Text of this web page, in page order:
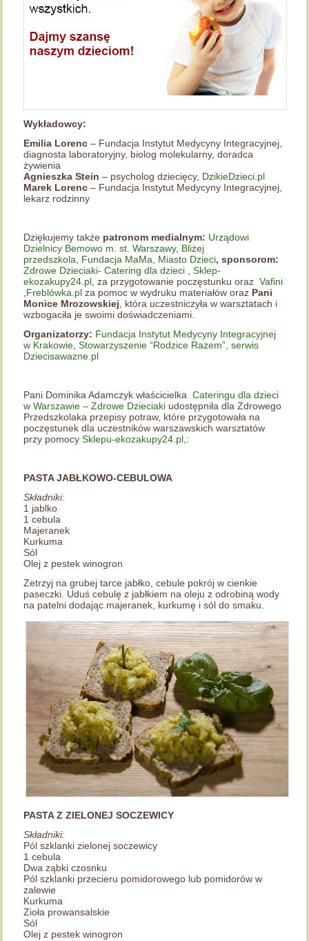
Wykładowcy:
Emilia Lorenc – Fundacja Instytut Medycyny Integracyjnej,
diagnosta laboratoryjny, biolog molekularny, doradca
żywienia
Agnieszka Stein – psycholog dziecięcy, DzikieDzieci.pl
Marek Lorenc – Fundacja Instytut Medycyny Integracyjnej,
lekarz rodzinny
Dziękujemy także patronom medialnym: Urządowi
Dzielnicy Bemowo m. st. Warszawy, Bliżej
przedszkola
Fundacja MaMa Miasto Dzieci,sponsorom:
Zdrowe Dzieciaki- Catering dla dzieci
,Sklep-
ekozakupy24.pl , za przygotowanie poczęstunku orazVafini
Freblówka.pl za pomoc w wydruku materiałów oraz Pani
Monice Mrozowskiej , która uczestniczyła w warsztatach i
wzbogaciła je swoimi doświadczeniami.
Organizatorzy: Fundacja Instytut Medycyny Integracyjnej
w Krakowie Stowarzyszenie “Rodzice Razem” ,serwis
Dziecisawazne.pl
Pani Dominika Adamczyk właścicielkaCateringu dla dzieci
w Warszawie – Zdrowe Dzieciaki udostępniła dla Zdrowego
Przedszkolaka przepisy potraw, które przygotowała na
poczęstunek dla uczestników warszawskich warsztatów
przy pomocySklepu-ekozakupy24.pl ,:
PASTA JABŁKOWO-CEBULOWA
Składniki:
1 jablko
1 cebula
Majeranek
Kurkuma
Sól
Olej z pestek winogron
Zetrzyj na grubej tarce jabłko, cebule pokrój w cienkie
paseczki. Uduś cebulę z jabłkiem na oleju z odrobiną wody
na patelni dodając majeranek, kurkumę i sól do smaku.
PASTA Z ZIELONEJ SOCZEWICY
Składniki:
Pól szklanki zielonej soczewicy
1 cebula
Dwa ząbki czosnku
Pól szklanki przecieru pomidorowego lub pomidorów w
zalewie
Kurkuma
Zioła prowansalskie
Sól
Olej z pestek winogron